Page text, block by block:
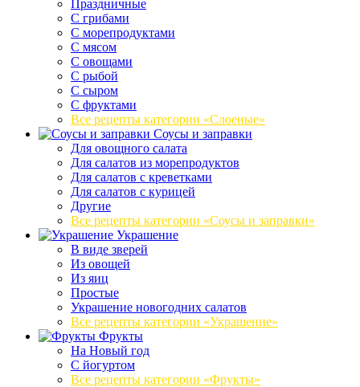
Праздничные
С грибами
С морепродуктами
С мясом
С овощами
С рыбой
С сыром
С фруктами
Все рецепты категории «Слоеные»
Соусы и заправки
Для овощного салата
Для салатов из морепродуктов
Для салатов с креветками
Для салатов с курицей
Другие
Все рецепты категории «Соусы и заправки»
Украшение
В виде зверей
Из овощей
Из яиц
Простые
Украшение новогодних салатов
Все рецепты категории «Украшение»
Фрукты
На Новый год
С йогуртом
Все рецепты категории «Фрукты»